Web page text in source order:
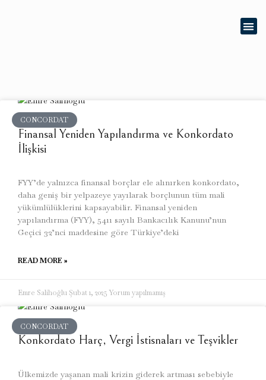
CONCORDAT
Finansal Yeniden Yapılandırma ve Konkordato
İlişkisi
FYY’de yalnızca finansal borçlar ele alınırken konkordato,
daha geniş bir yelpazeye yayılarak borçlunun tüm mali
yükümlülüklerini kapsayabilir. Finansal yeniden
yapılandırma (FYY), 5411 sayılı Bankacılık Kanunu’nun
Geçici 32’nci maddesine göre Türkiye’deki
READ MORE »
Emre Salihoğlu Şubat 1, 2025Yorum yapılmamış
CONCORDAT
Konkordato Harç, Vergi İstisnaları ve Teşvikler
Ülkemizde yaşanan mali krizin giderek artması sebebiyle